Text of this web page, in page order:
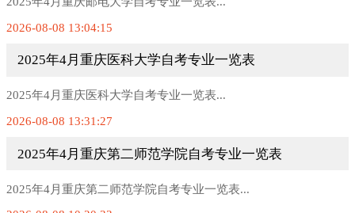
2026-08-08 13:04:15
2025年4月重庆医科大学自考专业一览表
2025年4月重庆医科大学自考专业一览表...
2026-08-08 13:31:27
2025年4月重庆第二师范学院自考专业一览表
2025年4月重庆第二师范学院自考专业一览表...